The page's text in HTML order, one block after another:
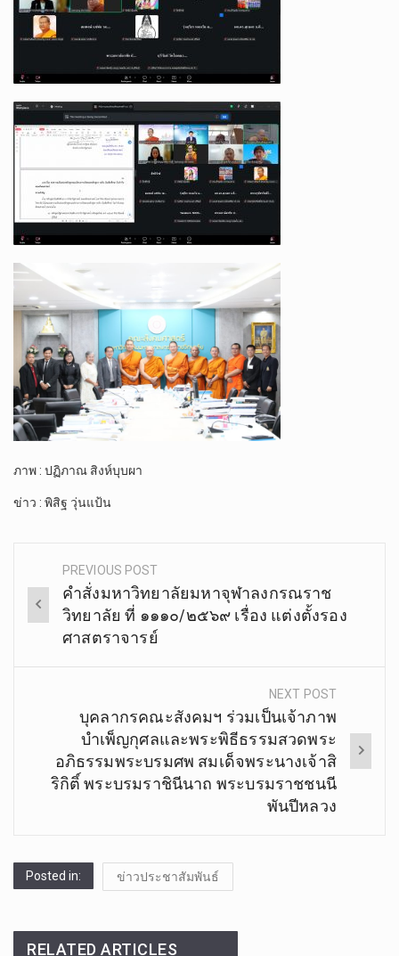
ภาพ : ปฏิภาณ สิงห์บุบผา
ข่าว : พิสิฐ วุ่นแป้น
Post
navigation
PREVIOUS POST
คำสั่งมหาวิทยาลัยมหาจุฬาลงกรณราช
วิทยาลัย ที่ ๑๑๑๐/๒๕๖๙ เรื่อง แต่งตั้งรอง
ศาสตราจารย์
NEXT POST
บุคลากรคณะสังคมฯ ร่วมเป็นเจ้าภาพ
บำเพ็ญกุศลและพระพิธีธรรมสวดพระ
อภิธรรมพระบรมศพ สมเด็จพระนางเจ้าสิ
ริกิติ์ พระบรมราชินีนาถ พระบรมราชชนนี
พันปีหลวง
Posted in: ข่าวประชาสัมพันธ์
RELATED ARTICLES